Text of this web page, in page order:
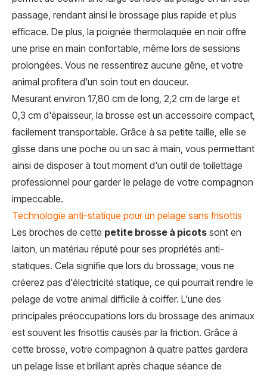
passage, rendant ainsi le brossage plus rapide et plus
efficace. De plus, la poignée thermolaquée en noir offre
une prise en main confortable, même lors de sessions
prolongées. Vous ne ressentirez aucune gêne, et votre
animal profitera d'un soin tout en douceur.
Mesurant environ 17,80 cm de long, 2,2 cm de large et
0,3 cm d'épaisseur, la brosse est un accessoire compact,
facilement transportable. Grâce à sa petite taille, elle se
glisse dans une poche ou un sac à main, vous permettant
ainsi de disposer à tout moment d'un outil de toilettage
professionnel pour garder le pelage de votre compagnon
impeccable.
Technologie anti-statique pour un pelage sans frisottis
Les broches de cette petite brosse à picots sont en
laiton, un matériau réputé pour ses propriétés anti-
statiques. Cela signifie que lors du brossage, vous ne
créerez pas d'électricité statique, ce qui pourrait rendre le
pelage de votre animal difficile à coiffer. L'une des
principales préoccupations lors du brossage des animaux
est souvent les frisottis causés par la friction. Grâce à
cette brosse, votre compagnon à quatre pattes gardera
un pelage lisse et brillant après chaque séance de